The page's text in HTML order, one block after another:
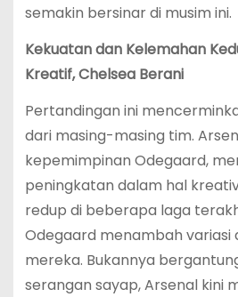
semakin bersinar di musim ini.
Kekuatan dan Kelemahan
Kreatif, Chelsea Berani
Pertandingan ini
dari masing-masing tim.
kepemimpinan Odegaard,
peningkatan dalam hal
redup di beberapa laga
Odegaard menambah variasi
mereka. Bukannya
serangan sayap, Arsenal kini